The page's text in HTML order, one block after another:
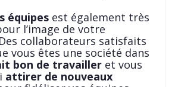
équipes est également très
l’image de votre
collaborateurs satisfaits
vous êtes une société dans
bon de travailleret vous
attirer de nouveaux